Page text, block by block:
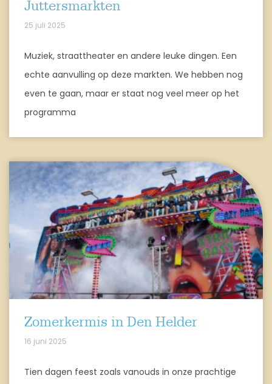
Juttersmarkten
25 juli 2025
Muziek, straattheater en andere leuke dingen. Een
echte aanvulling op deze markten. We hebben nog
even te gaan, maar er staat nog veel meer op het
programma
Zomerkermis in Den Helder
16 juni 2025
Tien dagen feest zoals vanouds in onze prachtige